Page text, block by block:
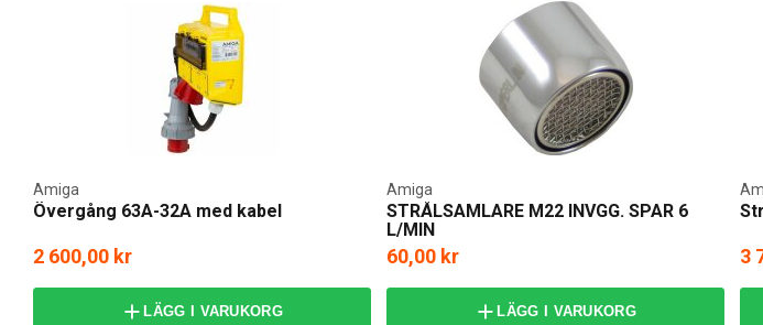
Övergång 63A-32A med kabel
Amiga
2 600,00 kr
LÄGG I VARUKORG
STRÅLSAMLARE M22 INVGG. SPAR 6
L/MIN
Amiga
60,00 kr
LÄGG I VARUKORG
3